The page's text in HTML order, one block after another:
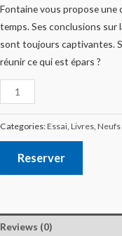
Fontaine vous propose une
temps. Ses conclusions sur
sont toujours captivantes.
réunir ce qui est épars ?
Categories:Essai, Livres, Neufs
Reserver
Reviews (0)